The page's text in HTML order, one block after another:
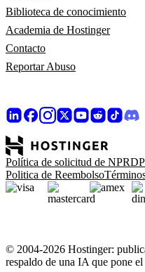
Biblioteca de conocimiento
Academia de Hostinger
Contacto
Reportar Abuso
Política de solicitud de NPRD
Politica de Reembolso
© 2004-2026 Hostinger:
respaldo de una IA que pone